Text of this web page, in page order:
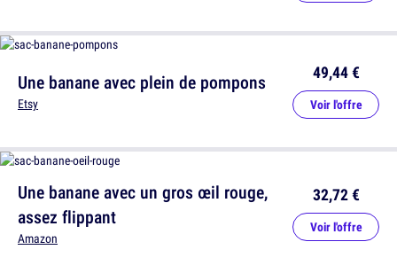
Une banane avec plein de pompons
Etsy
49,44 €
Voir l'offre
Une banane avec un gros œil rouge,
assez flippant
Amazon
32,72 €
Voir l'offre